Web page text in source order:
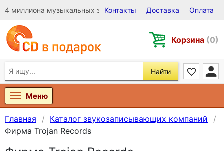
4 миллиона музыкальных записей на Виниле, CD и DVD
Контакты Доставка Оплата
Корзина (0)
Найти
Меню
Главная
Каталог звукозаписывающих компаний
Фирма Trojan Records